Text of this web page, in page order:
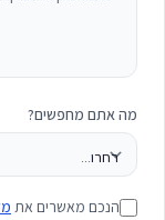
מה אתם מחפשים?
הנכם מאשרים את